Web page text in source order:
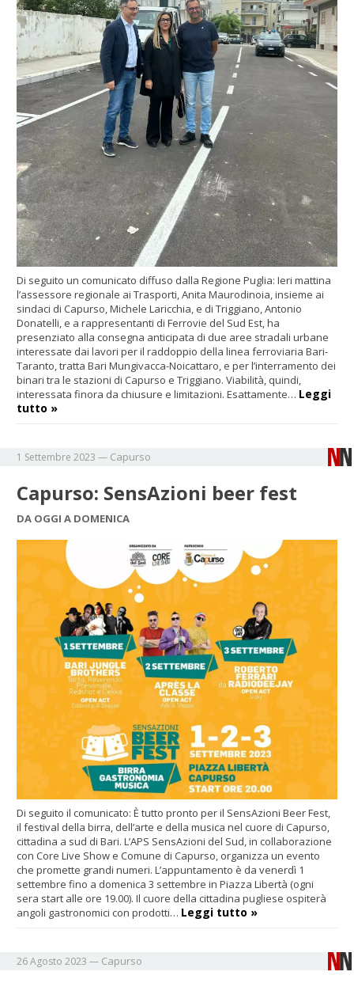
Di seguito un comunicato diffuso dalla Regione Puglia: Ieri mattina
l’assessore regionale ai Trasporti, Anita Maurodinoia, insieme ai
sindaci di Capurso, Michele Laricchia, e di Triggiano, Antonio
Donatelli, e a rappresentanti di Ferrovie del Sud Est, ha
presenziato alla consegna anticipata di due aree stradali urbane
interessate dai lavori per il raddoppio della linea ferroviaria Bari-
Taranto, tratta Bari Mungivacca-Noicattaro, e per l’interramento dei
binari tra le stazioni di Capurso e Triggiano. Viabilità, quindi,
interessata finora da chiusure e limitazioni. Esattamente… Leggi
tutto »
1 Settembre 2023 — Capurso
Capurso: SensAzioni beer fest
DA OGGI A DOMENICA
Di seguito il comunicato: È tutto pronto per il SensAzioni Beer Fest,
il festival della birra, dell’arte e della musica nel cuore di Capurso,
cittadina a sud di Bari. L’APS SensAzioni del Sud, in collaborazione
con Core Live Show e Comune di Capurso, organizza un evento
che promette grandi numeri. L’appuntamento è da venerdì 1
settembre fino a domenica 3 settembre in Piazza Libertà (ogni
sera start alle ore 19.00). Il cuore della cittadina pugliese ospiterà
angoli gastronomici con prodotti… Leggi tutto »
26 Agosto 2023 — Capurso